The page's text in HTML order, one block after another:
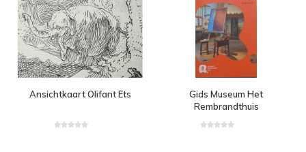
Ansichtkaart Olifant Ets
Gids Museum Het
Rembrandthuis